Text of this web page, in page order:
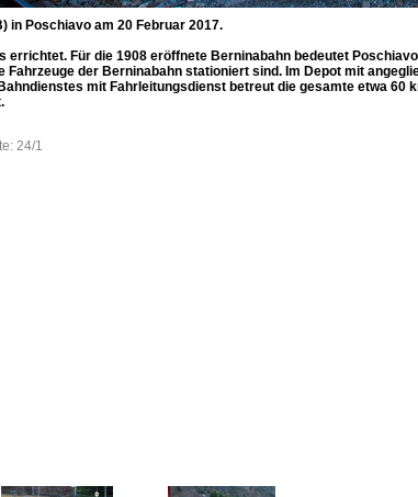
in Poschiavo am 20 Februar 2017.
Für die 1908 eröffnete Berninabahn bedeutet
der Berninabahn stationiert sind. Im Depot mit
mit Fahrleitungsdienst betreut die gesamte etwa 60
24/1